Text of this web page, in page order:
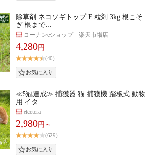
除草剤 ネコソギトップ F 粒剤 3kg 根こそ
ぎ 根まで…
コーナンeショップ 楽天市場店
4,280円
(40)
≪5冠達成≫ 捕獲器 猫 捕獲機 踏板式 動物
用 イタ…
etcetera
2,980円～
(629)